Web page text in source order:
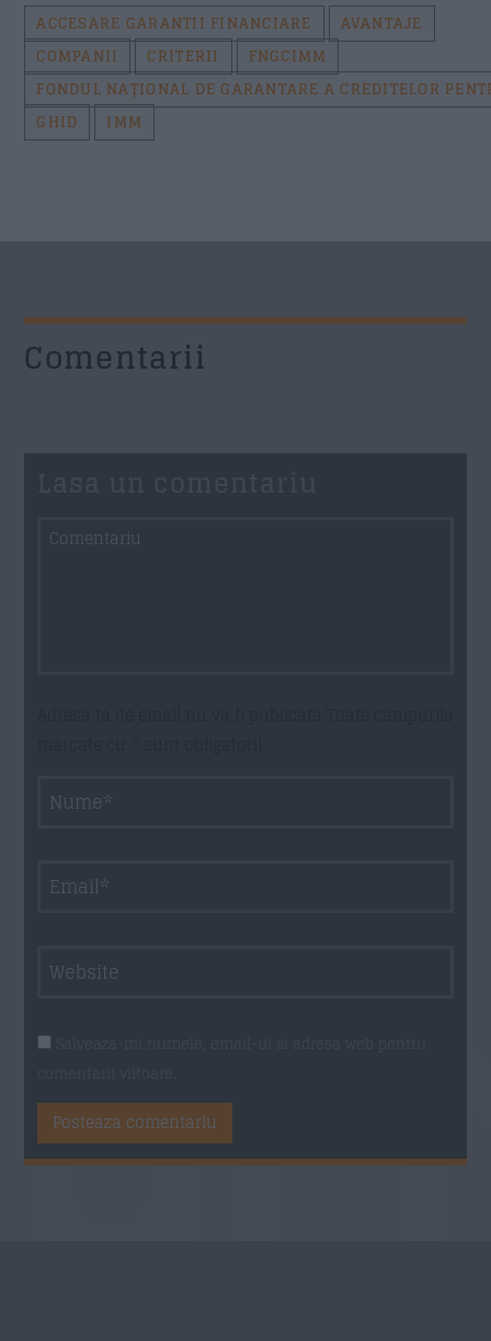
ACCESARE GARANTII FINANCIARE
AVANTAJE
COMPANII
CRITERII
FNGCIMM
FONDUL NAȚIONAL DE GARANTARE A CREDITELOR
GHID
IMM
Comentarii